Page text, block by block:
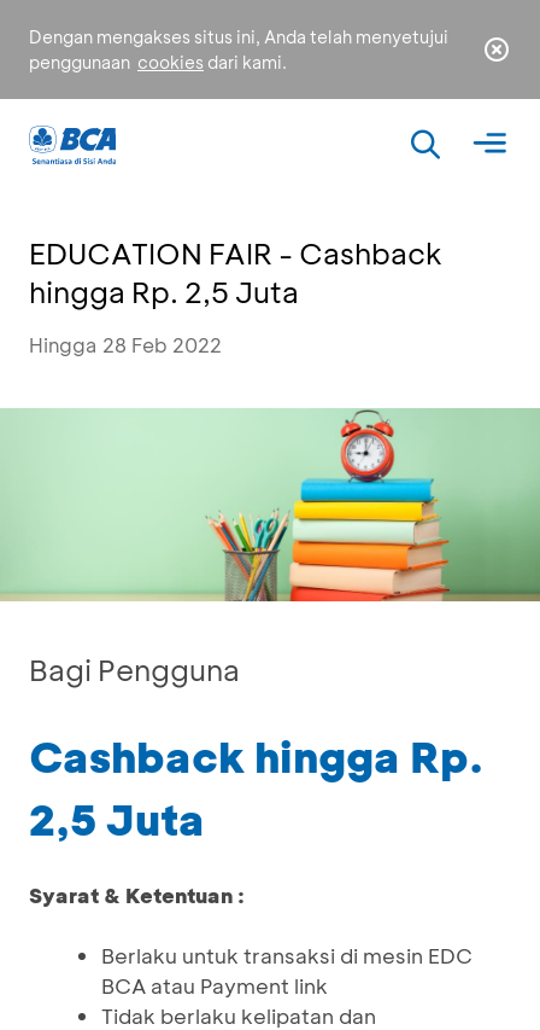
Dengan mengakses situs ini, Anda telah menyetujui
penggunaan cookies dari kami.
EDUCATION FAIR - Cashback
hingga Rp. 2,5 Juta
Hingga 28 Feb 2022
Bagi Pengguna
Cashback hingga Rp.
2,5 Juta
Syarat & Ketentuan :
Berlaku untuk transaksi di mesin EDC
BCA atau Payment link
Tidak berlaku kelipatan dan